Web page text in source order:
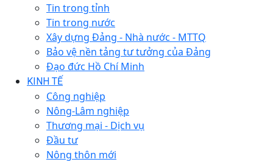
Tin trong tỉnh
Tin trong nước
Xây dựng Đảng - Nhà nước - MTTQ
Bảo vệ nền tảng tư tưởng của Đảng
Đạo đức Hồ Chí Minh
KINH TẾ
Công nghiệp
Nông-Lâm nghiệp
Thương mại - Dịch vụ
Đầu tư
Nông thôn mới